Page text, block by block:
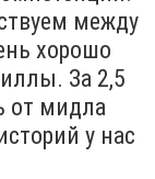
между
хорошо
За 2,5
от мидла
у нас